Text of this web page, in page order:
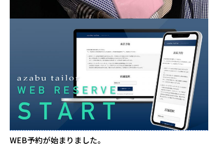
WEB予約が始まりました。